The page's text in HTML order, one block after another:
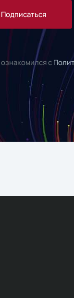
Подписаться
с